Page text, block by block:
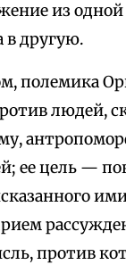
из
в другую.
полемика
людей,
ее цель —
против